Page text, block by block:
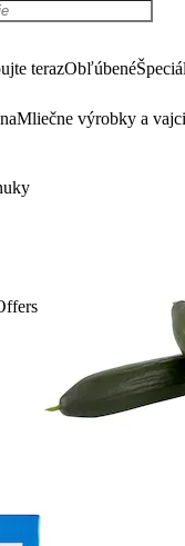
terazObľúbené
Mliečne výrobky a